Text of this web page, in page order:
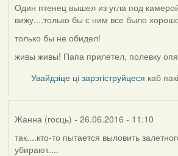
Один птенец вышел из угла под
вижу....только бы с ним все было
только бы не обидел!
живы живы! Папа прилетел, полевку
Увайдзіце цізарэгіструйцеся каб
Жанна (госць) - 26.06.2016 - 11:10
так....кто-то пытается выловить
убирают....